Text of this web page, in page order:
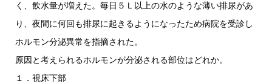
く、飲水量が増えた。毎日５Ｌ以上の水のような薄い排尿があ
り、夜間に何回も排尿に起きるようになったため病院を受診し
ホルモン分泌異常を指摘された。
原因と考えられるホルモンが分泌される部位はどれか。
１．視床下部